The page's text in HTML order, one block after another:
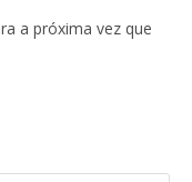
a próxima vez que